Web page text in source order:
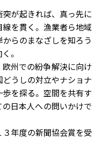
が起きれば、真っ先に
を貫く。漁業者ら地域
らのまなざしを知ろう
。
州での紛争解決に向け
うしの対立やナショナ
を探る。空間を共有す
日本人への問いかけで
年度の新聞協会賞を受